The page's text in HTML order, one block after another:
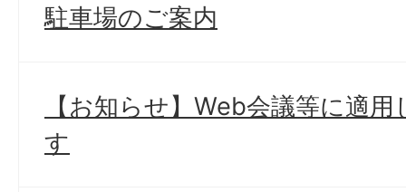
駐車場のご案内
【お知らせ】Web会議等に適
す